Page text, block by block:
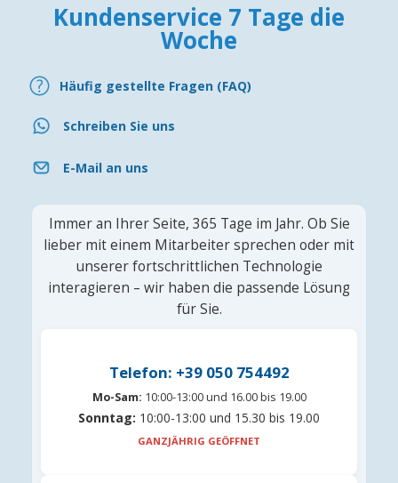
Kundenservice 7 Tage die
Woche
Häufig gestellte Fragen (FAQ)
Schreiben Sie uns
E-Mail an uns
Immer an Ihrer Seite, 365 Tage im Jahr. Ob Sie
lieber mit einem Mitarbeiter sprechen oder mit
unserer fortschrittlichen Technologie
interagieren – wir haben die passende Lösung
für Sie.
Telefon: +39 050 754492
Mo-Sam: 10:00-13:00 und 16.00 bis 19.00
Sonntag: 10:00-13:00 und 15.30 bis 19.00
GANZJÄHRIG GEÖFFNET